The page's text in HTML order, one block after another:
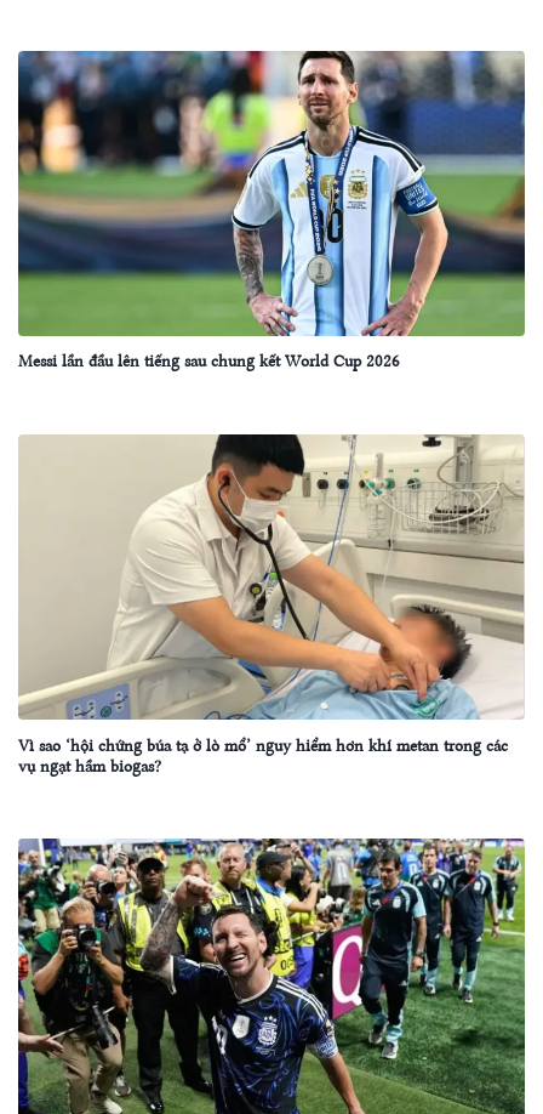
Messi lần đầu lên tiếng sau chung kết World Cup 2026
Vì sao ‘hội chứng búa tạ ở lò mổ’ nguy hiểm hơn khí metan trong các
vụ ngạt hầm biogas?